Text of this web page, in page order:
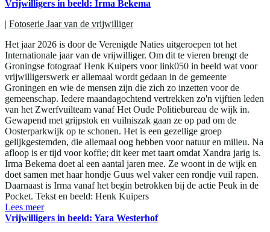
Vrijwilligers in beeld: Irma Bekema
| Fotoserie Jaar van de vrijwilliger
Het jaar 2026 is door de Verenigde Naties uitgeroepen tot het
Internationale jaar van de vrijwilliger. Om dit te vieren brengt de
Groningse fotograaf Henk Kuipers voor link050 in beeld wat voor
vrijwilligerswerk er allemaal wordt gedaan in de gemeente
Groningen en wie de mensen zijn die zich zo inzetten voor de
gemeenschap. Iedere maandagochtend vertrekken zo'n vijftien leden
van het Zwerfvuilteam vanaf Het Oude Politiebureau de wijk in.
Gewapend met grijpstok en vuilniszak gaan ze op pad om de
Oosterparkwijk op te schonen. Het is een gezellige groep
gelijkgestemden, die allemaal oog hebben voor natuur en milieu. Na
afloop is er tijd voor koffie; dit keer met taart omdat Xandra jarig is.
Irma Bekema doet al een aantal jaren mee. Ze woont in de wijk en
doet samen met haar hondje Guus wel vaker een rondje vuil rapen.
Daarnaast is Irma vanaf het begin betrokken bij de actie Peuk in de
Pocket. Tekst en beeld: Henk Kuipers
Lees meer
Vrijwilligers in beeld: Yara Westerhof